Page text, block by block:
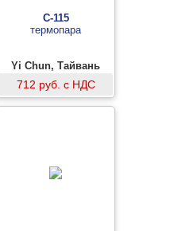
С-115
термопара
Yi Chun, Тайвань
712 руб. с НДС